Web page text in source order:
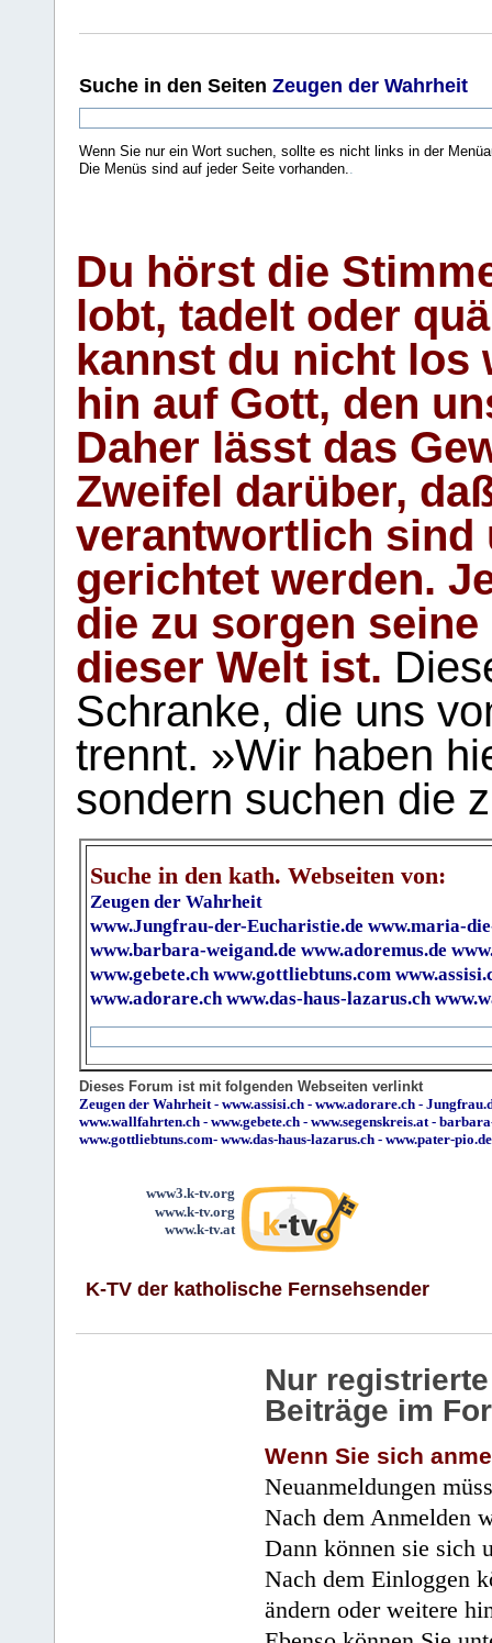
Suche in den Seiten Zeugen der Wahrheit
Wenn Sie nur ein Wort suchen, sollte es nicht links in der
Die Menüs sind auf jeder Seite vorhanden..
Du hörst die
lobt, tadelt oder
kannst du nicht los
hin auf Gott, den
Daher lässt das
Zweifel darüber,
verantwortlich sind
gerichtet werden.
die zu sorgen
dieser Welt ist.
Schranke, die uns
trennt. »Wir haben
sondern suchen die
Suche in den kath. Webseiten von:
Zeugen der Wahrheit
www.Jungfrau-der-Eucharistie.de www.maria-
www.barbara-weigand.de www.adoremus.de
www.gebete.ch www.gottliebtuns.com
www.adorare.ch www.das-haus-lazarus.ch
Dieses Forum ist mit folgenden Webseiten verlinkt
Zeugen der Wahrheit- www.assisi.ch - www.adorare.ch -
www.wallfahrten.ch - www.gebete.ch - www.segenskreis.at-
www.gottliebtuns.com- www.das-haus-lazarus.ch - www.pater-pio.de
www3.k-tv.org
www.k-tv.org
www.k-tv.at
K-TV der katholische Fernsehsender
Nur
Beiträge im
Wenn Sie sich
Neuanmeldungen
Nach dem Anmelden
Dann können sie sich
Nach dem Einloggen
ändern oder weitere